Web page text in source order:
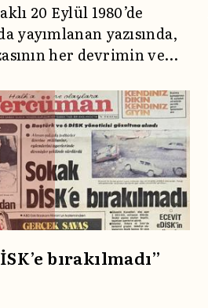
20 Eylül 1980’de
yayımlanan yazısında,
her devrimin ve
meşruiyet kaynağı
12 Eylül’ün
yazdığı bu yazısında
da anan Kabaklı,
ancak milletin
ifade ediyor.
bırakılmadı”